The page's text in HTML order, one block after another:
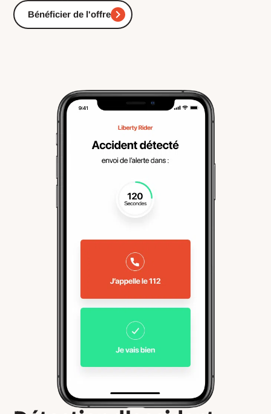
Bénéficier de l'offre